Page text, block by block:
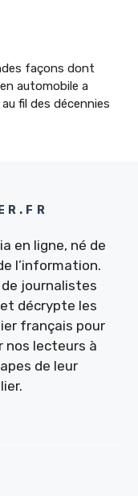
façons dont
automobile a
fil des décennies
en ligne, né de
l’information.
journalistes
décrypte les
français pour
nos lecteurs à
de leur